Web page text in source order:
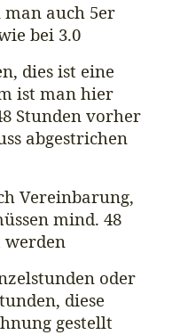
man auch 5er
bei 3.0
dies ist eine
ist man hier
Stunden vorher
abgestrichen
Vereinbarung,
mind. 48
werden
oder
diese
gestellt